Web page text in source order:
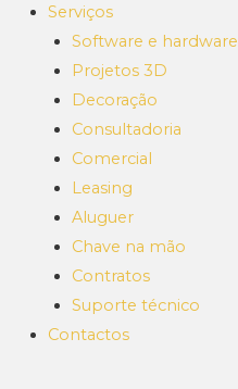
Serviços
Software e hardware
Projetos 3D
Decoração
Consultadoria
Comercial
Leasing
Aluguer
Chave na mão
Contratos
Suporte técnico
Contactos